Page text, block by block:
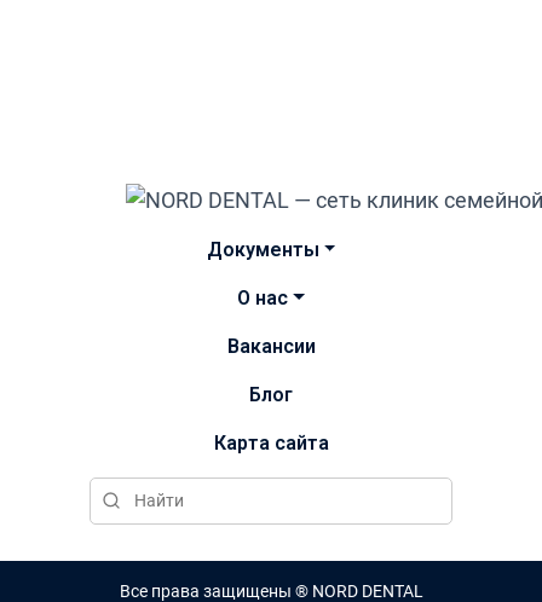
Документы
О нас
Вакансии
Блог
Карта сайта
Все права защищены ® NORD DENTAL